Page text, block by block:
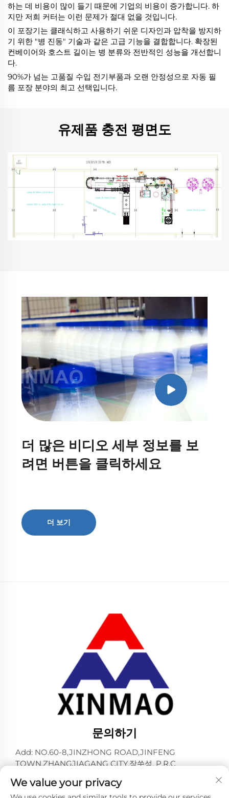
하는 데 비용이 많이 들기 때문에 기업의 비용이 증가합니다. 하
지만 저희 커터는 이런 문제가 절대 없을 것입니다.
이 포장기는 클래식하고 사용하기 쉬운 디자인과 압착을 방지하
기 위한 "병 진동" 기술과 같은 고급 기능을 결합합니다. 확장된
컨베이어와 호스트 길이는 병 분류와 전반적인 성능을 개선합니
다.
90%가 넘는 고품질 수입 전기부품과 오랜 안정성으로 자동 필
름 포장 분야의 최고 선택입니다.
유제품 충전 평면도
더 많은 비디오 세부 정보를 보
려면 버튼을 클릭하세요
더 보기
문의하기
Add: NO.60-8,JINZHONG ROAD,JINFENG
TOWN,ZHANGJIAGANG CITY,장쑤성, P.R.C
전화: +86-13145032343
이메일:[email protected]
We value your privacy